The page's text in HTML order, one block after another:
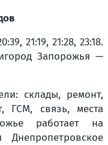
21:19, 21:28, 23:18.
Запорожья —
склады, ремонт,
ГСМ, связь, места
работает на
Днепропетровское